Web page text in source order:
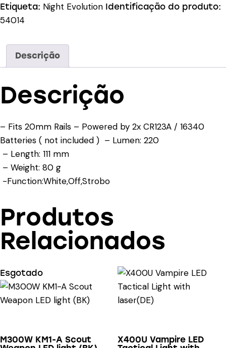
Etiqueta: Night Evolution Identificação do produto:
54014
Descrição
Descrição
– Fits 20mm Rails – Powered by 2x CR123A / 16340
Batteries ( not included ) – Lumen: 220
– Length: 111 mm
– Weight: 80 g
-Function:White,Off,Strobo
Produtos
Relacionados
Esgotado
M300W KM1-A Scout
X400U Vampire LED